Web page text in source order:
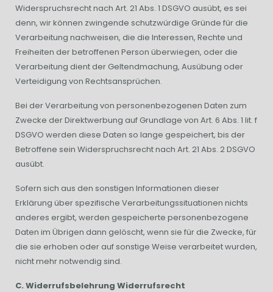
Widerspruchsrecht nach Art. 21 Abs. 1 DSGVO ausübt, es sei
denn, wir können zwingende schutzwürdige Gründe für die
Verarbeitung nachweisen, die die Interessen, Rechte und
Freiheiten der betroffenen Person überwiegen, oder die
Verarbeitung dient der Geltendmachung, Ausübung oder
Verteidigung von Rechtsansprüchen.
Bei der Verarbeitung von personenbezogenen Daten zum
Zwecke der Direktwerbung auf Grundlage von Art. 6 Abs. 1 lit. f
DSGVO werden diese Daten so lange gespeichert, bis der
Betroffene sein Widerspruchsrecht nach Art. 21 Abs. 2 DSGVO
ausübt.
Sofern sich aus den sonstigen Informationen dieser
Erklärung über spezifische Verarbeitungssituationen nichts
anderes ergibt, werden gespeicherte personenbezogene
Daten im Übrigen dann gelöscht, wenn sie für die Zwecke, für
die sie erhoben oder auf sonstige Weise verarbeitet wurden,
nicht mehr notwendig sind.
C. Widerrufsbelehrung Widerrufsrecht